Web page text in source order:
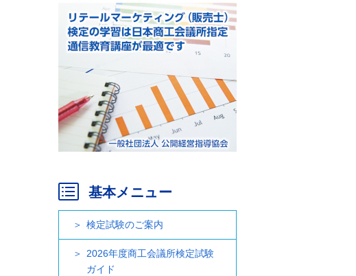
基本メニュー
検定試験のご案内
2026年度商工会議所検定試験
ガイド